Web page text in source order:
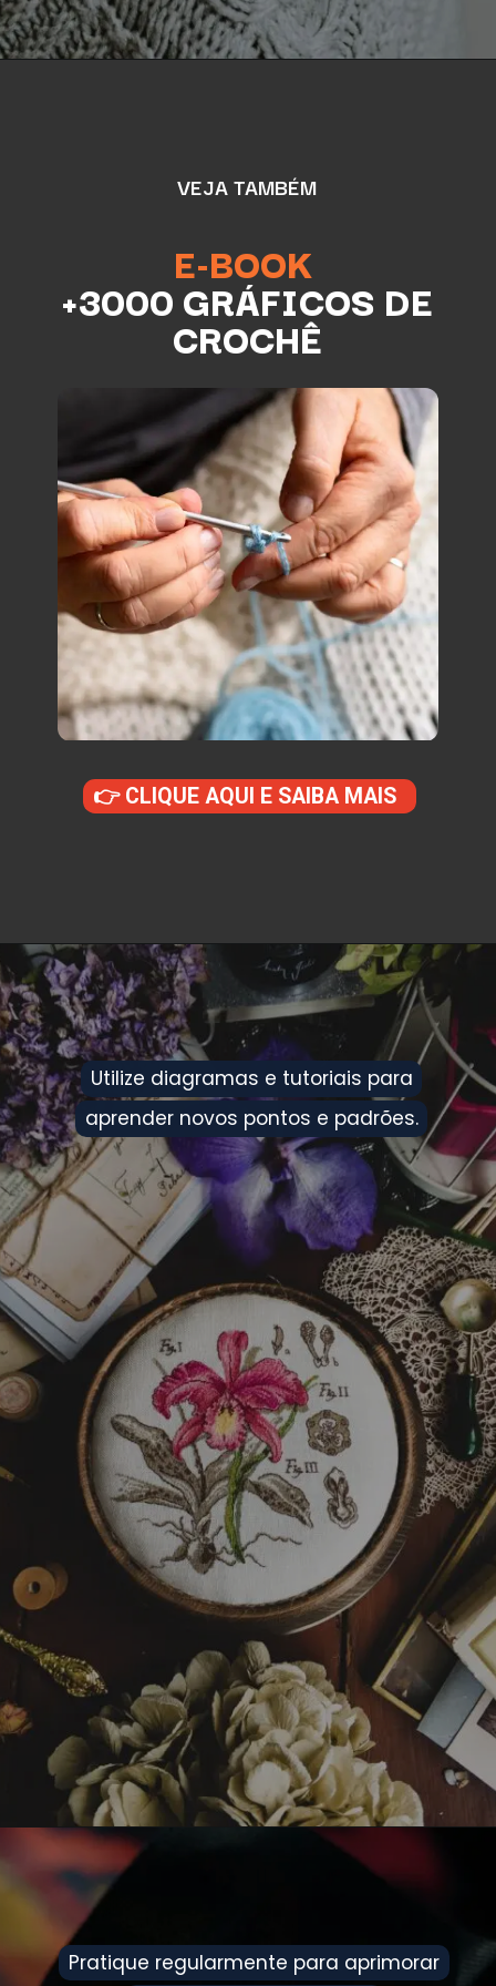
E-BOOK
+3000 GRÁFICOS DE
CROCHÊ
VEJA TAMBÉM
👉 CLIQUE AQUI E SAIBA MAIS
Utilize diagramas e tutoriais para
aprender novos pontos e padrões.
Utilize diagramas e tutoriais para
aprender novos pontos e padrões.
Pratique regularmente para aprimorar
Pratique regularmente para aprimorar